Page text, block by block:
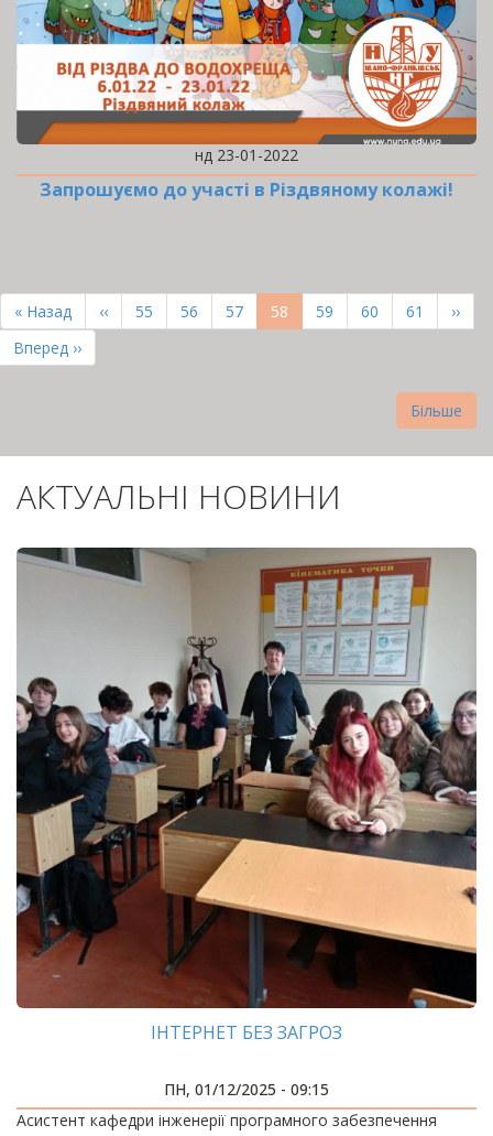
нд 23-01-2022
Запрошуємо до участі в Різдвяному колажі!
НА
СТОРІНКИ
Перша
сторінка
« Назад
Попередня
сторінка
‹‹ Page
55 Page
56 Page
57
Поточна
сторінка
58 Page
59 Page
60 Page
61
››
Остання
сторінка
Вперед ››
Більше
АКТУАЛЬНІ НОВИНИ
ІНТЕРНЕТ БЕЗ ЗАГРОЗ
ПН, 01/12/2025 - 09:15
Асистент кафедри інженерії програмного забезпечення